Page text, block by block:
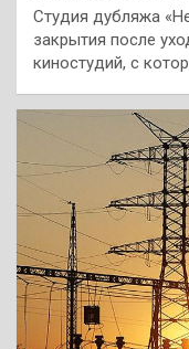
Студия дубляжа
закрытия после
киностудий, с